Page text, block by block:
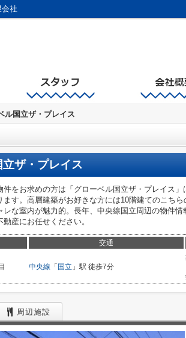
社
ル国立ザ・プレイス
ザ・プレイス
件をお求めの方は「グローベル国立ザ・プレイス
ます。高層建築がお好きな方には10階建てのこち
レな室内が魅力的。長年、中央線国立周辺の物件
産にお任せください。
交通
中央線 「 国立 」駅 徒歩7分
周辺施設